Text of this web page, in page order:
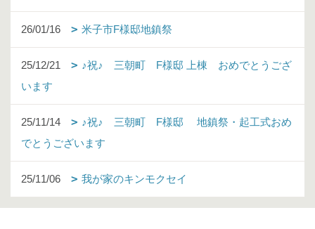
26/01/16 米子市F様邸地鎮祭
25/12/21
♪祝♪ 三朝町 F様邸 上棟 おめでとうござ
います
25/11/14
♪祝♪ 三朝町 F様邸 地鎮祭・起工式おめ
でとうございます
25/11/06 我が家のキンモクセイ